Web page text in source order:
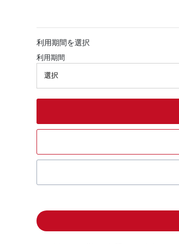
利用期間を選択
利用期間